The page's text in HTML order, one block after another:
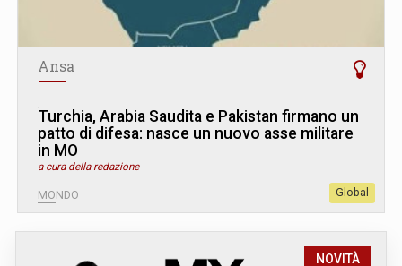
Ansa
Turchia, Arabia Saudita e Pakistan firmano un
patto di difesa: nasce un nuovo asse militare
in MO
a cura della redazione
MONDO Global
NOVITÀ